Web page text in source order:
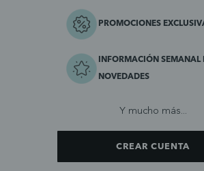
PROMOCIONES
INFORMACIÓN SEMANAL
NOVEDADES
Y mucho más...
CREAR CUENTA